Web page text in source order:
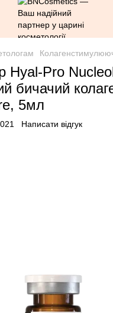
Hyal-Pro
бичачий
5мл
Написати відгук